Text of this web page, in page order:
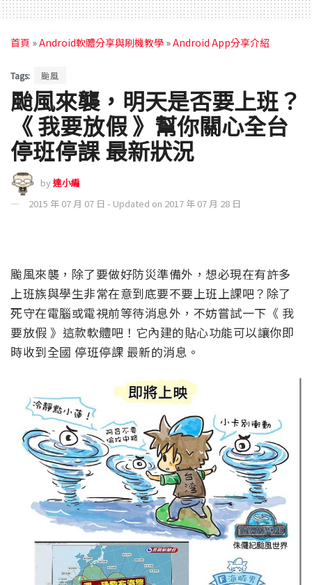
首頁 »Android軟體分享與刷機教學 »Android App分享介紹
Tags: 颱風
颱風來襲，明天是否要上班？
《 我要放假 》幫你關心全台
停班停課 最新狀況
by達小編
2015 年 07 月 07 日 - Updated on 2017 年 07 月 28 日
颱風來襲，除了要做好防災準備外，想必現在有許多
上班族與學生非常在意到底要不要上班上課吧？除了
死守在電腦或電視前等待消息外，不妨嘗試一下《 我
要放假 》這款軟體吧！它內建的貼心功能可以讓你即
時收到全國 停班停課 最新的消息。